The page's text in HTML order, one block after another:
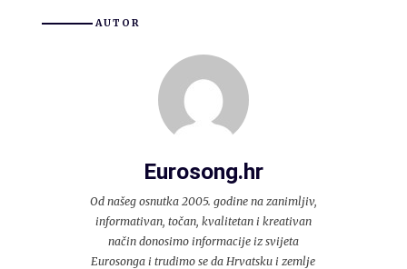
AUTOR
Eurosong.hr
Od našeg osnutka 2005. godine na zanimljiv,
informativan, točan, kvalitetan i kreativan
način donosimo informacije iz svijeta
Eurosonga i trudimo se da Hrvatsku i zemlje